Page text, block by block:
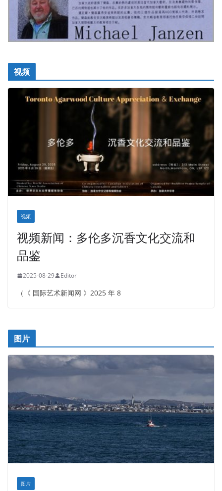
视频
视频
视频新闻：多伦多沉香文化交流和
品鉴
2025-08-29 Editor
（《 国际艺术新闻网 》2025 年 8
图片
图片